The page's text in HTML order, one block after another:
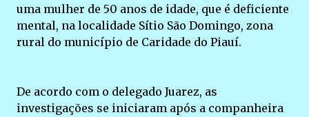
uma mulher de 50 anos de idade, que é deficiente
mental, na localidade Sítio São Domingo, zona
rural do município de Caridade do Piauí.
De acordo com o delegado Juarez, as
investigações se iniciaram após a companheira